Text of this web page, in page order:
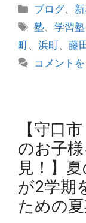
カ
テ
リ
ー
ブログ、
タ
グ
塾、学習塾
町、 浜町、 藤
コメント
【守口
のお子
見！】
が2学期
ための